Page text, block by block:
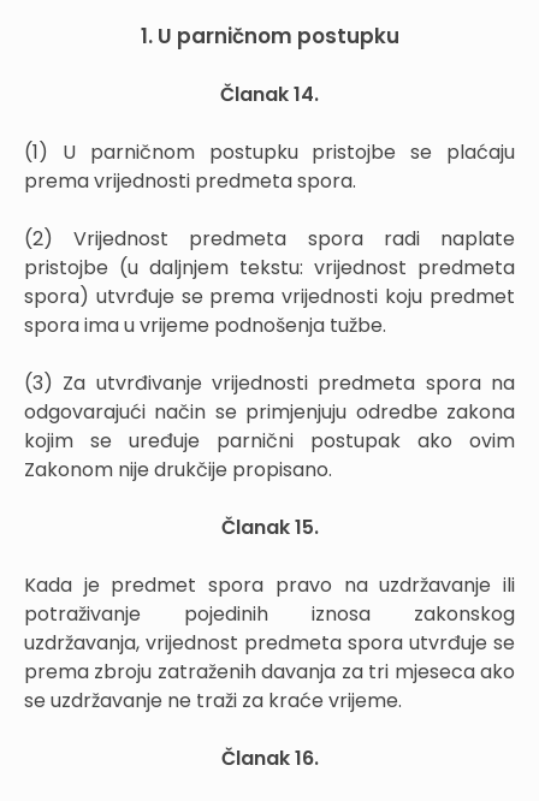
1. U parničnom postupku
Članak 14.
(1) U parničnom postupku pristojbe se plaćaju
prema vrijednosti predmeta spora.
(2) Vrijednost predmeta spora radi naplate
pristojbe (u daljnjem tekstu: vrijednost predmeta
spora) utvrđuje se prema vrijednosti koju predmet
spora ima u vrijeme podnošenja tužbe.
(3) Za utvrđivanje vrijednosti predmeta spora na
odgovarajući način se primjenjuju odredbe zakona
kojim se uređuje parnični postupak ako ovim
Zakonom nije drukčije propisano.
Članak 15.
Kada je predmet spora pravo na uzdržavanje ili
potraživanje pojedinih iznosa zakonskog
uzdržavanja, vrijednost predmeta spora utvrđuje se
prema zbroju zatraženih davanja za tri mjeseca ako
se uzdržavanje ne traži za kraće vrijeme.
Članak 16.